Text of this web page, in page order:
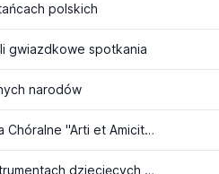
polskich
gwiazdkowe spotkania
narodów
Poranek Muzyczny 19 - III Międzynarodowe Spotkania Chóralne "Arti et Amicitiae"
Poranek Muzyczny 33 - Muzykalny zastęp, czyli o instrumentach dziecięcych cz. I